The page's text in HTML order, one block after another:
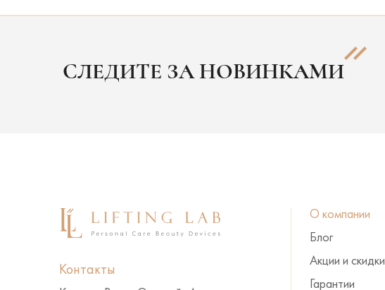
СЛЕДИТЕ ЗА НОВИНКАМИ
Контакты
О компании
Блог
Акции и скидки
Гарантии